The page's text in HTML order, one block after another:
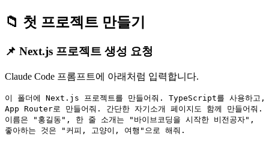
📁 첫 프로젝트 만들기
📌 Next.js 프로젝트 생성 요청
Claude Code 프롬프트에 아래처럼 입력합니다.
이 폴더에 Next.js 프로젝트를 만들어줘. TypeScript를 사용하고,
App Router로 만들어줘. 간단한 자기소개 페이지도 함께 만들어줘.
이름은 "홍길동", 한 줄 소개는 "바이브코딩을 시작한 비전공자",